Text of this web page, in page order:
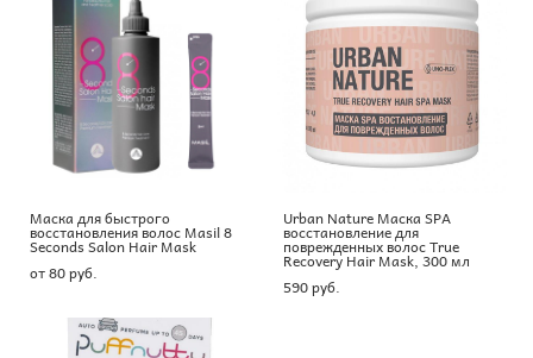
Маска для быстрого
восстановления волос Masil 8
Seconds Salon Hair Mask
от 80 pуб.
Urban Nature Маска SPA
восстановление для
поврежденных волос True
Recovery Hair Mask, 300 мл
590 pуб.